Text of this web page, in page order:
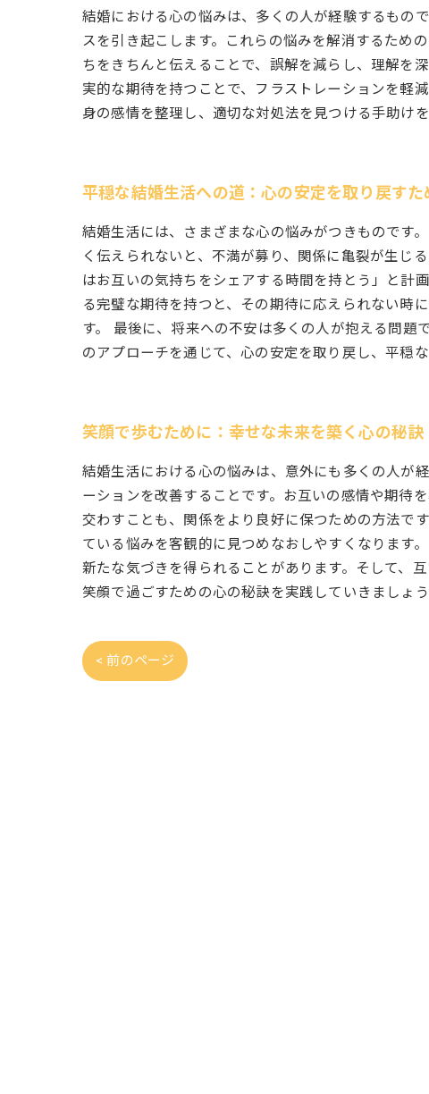
結婚における心の悩みは、多くの人が経験するもの
スを引き起こします。これらの悩みを解消するため
ちをきちんと伝えることで、誤解を減らし、理解を
実的な期待を持つことで、フラストレーションを軽
身の感情を整理し、適切な対処法を見つける手助け
平穏な結婚生活への道：心の安定を取り戻すた
結婚生活には、さまざまな心の悩みがつきものです
く伝えられないと、不満が募り、関係に亀裂が生じ
はお互いの気持ちをシェアする時間を持とう」と計
る完璧な期待を持つと、その期待に応えられない時
す。 最後に、将来への不安は多くの人が抱える問題
のアプローチを通じて、心の安定を取り戻し、平穏
笑顔で歩むために：幸せな未来を築く心の秘訣
結婚生活における心の悩みは、意外にも多くの人が
ーションを改善することです。お互いの感情や期待
交わすことも、関係をより良好に保つための方法で
ている悩みを客観的に見つめなおしやすくなります
新たな気づきを得られることがあります。そして、
笑顔で過ごすための心の秘訣を実践していきましょう
< 前のページ